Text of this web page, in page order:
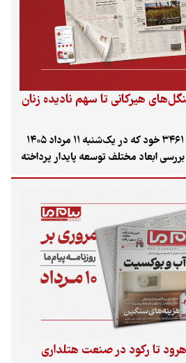
هیرکانی تا سهم نادیده زنان
روزنامه «پیام ما» در شماره ۳۴۶۱ خود که در یک‌شنبه ۱۱ مرداد ۱۴۰۵
ابعاد مختلف توسعه پایدار پرداخته
ضرورت «حفاظت مشارکتی» از جنگل‌های
تورم و بحران‌های زیست‌محیطی در
کرده است.
تا رکود در صنعت هتلداری